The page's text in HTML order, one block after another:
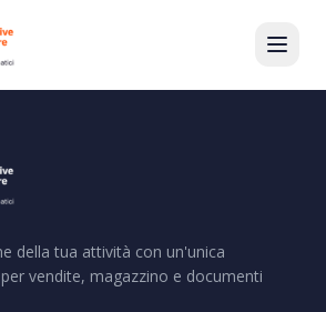
della tua attività con un'unica
vendite, magazzino e documenti